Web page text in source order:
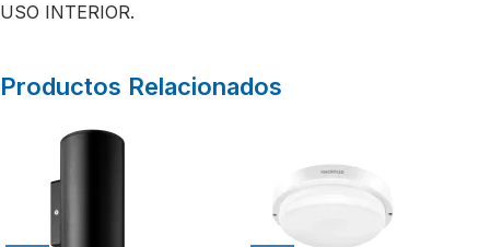
USO INTERIOR.
Productos Relacionados